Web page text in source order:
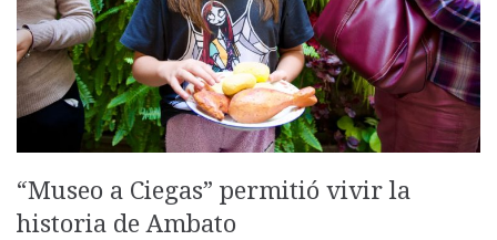
“Museo a Ciegas” permitió vivir la
historia de Ambato